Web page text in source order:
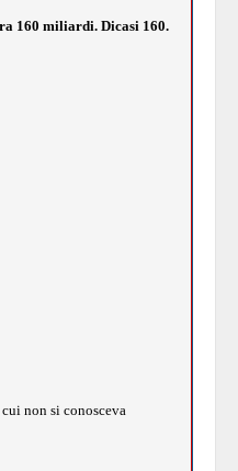
160 miliardi. Dicasi 160.
non si conosceva